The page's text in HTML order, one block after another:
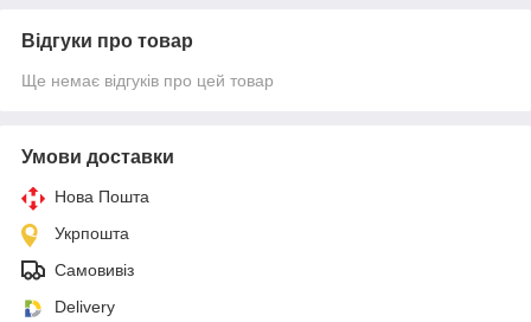
Відгуки про товар
Ще немає відгуків про цей товар
Умови доставки
Нова Пошта
Укрпошта
Самовивіз
Delivery